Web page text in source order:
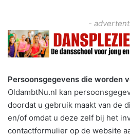
-
Persoonsgegevens die worden
OldambtNu.nl kan
doordat u gebruik maakt van de
en/of omdat u deze zelf bij het
contactformulier op de website